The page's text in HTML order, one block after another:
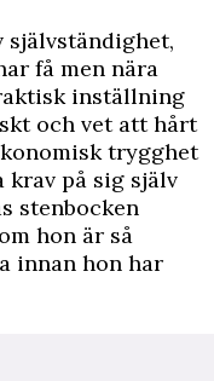
få men nära
inställning
och vet att hårt
trygghet
på sig själv
stenbocken
hon är så
innan hon har